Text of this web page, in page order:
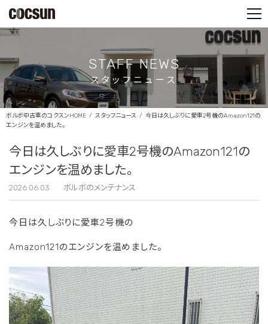
STAFF NEWS
スタッフニュース
ボルボ中古車のコクスンHOME スタッフニュース
今日は久しぶりに愛車2号機のAmazon121の
エンジンを温めました。
今日は久しぶりに愛車2号機のAmazon121の
エンジンを温めました。
2026.06.03 ボルボのメンテナンス
今日は久しぶりに愛車2号機の
Amazon121のエンジンを温めました。